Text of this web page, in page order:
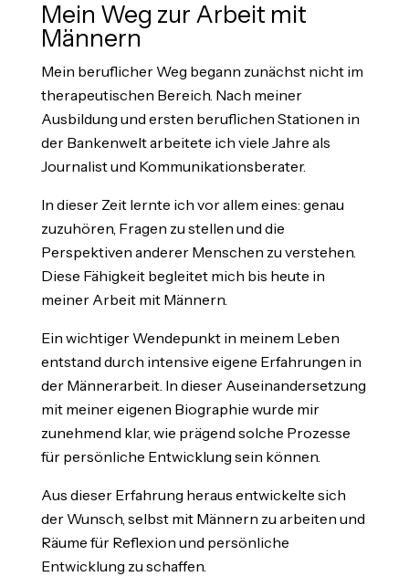
Mein Weg zur Arbeit mit
Männern
Mein beruflicher Weg begann zunächst nicht im
therapeutischen Bereich. Nach meiner
Ausbildung und ersten beruflichen Stationen in
der Bankenwelt arbeitete ich viele Jahre als
Journalist und Kommunikationsberater.
In dieser Zeit lernte ich vor allem eines: genau
zuzuhören, Fragen zu stellen und die
Perspektiven anderer Menschen zu verstehen.
Diese Fähigkeit begleitet mich bis heute in
meiner Arbeit mit Männern.
Ein wichtiger Wendepunkt in meinem Leben
entstand durch intensive eigene Erfahrungen in
der Männerarbeit. In dieser Auseinandersetzung
mit meiner eigenen Biographie wurde mir
zunehmend klar, wie prägend solche Prozesse
für persönliche Entwicklung sein können.
Aus dieser Erfahrung heraus entwickelte sich
der Wunsch, selbst mit Männern zu arbeiten und
Räume für Reflexion und persönliche
Entwicklung zu schaffen.